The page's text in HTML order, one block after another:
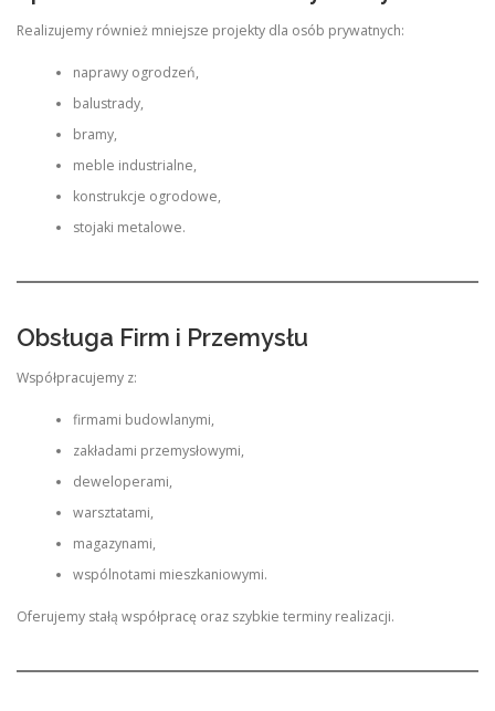
Realizujemy również mniejsze projekty dla osób prywatnych:
naprawy ogrodzeń,
balustrady,
bramy,
meble industrialne,
konstrukcje ogrodowe,
stojaki metalowe.
Obsługa Firm i Przemysłu
Współpracujemy z:
firmami budowlanymi,
zakładami przemysłowymi,
deweloperami,
warsztatami,
magazynami,
wspólnotami mieszkaniowymi.
Oferujemy stałą współpracę oraz szybkie terminy realizacji.